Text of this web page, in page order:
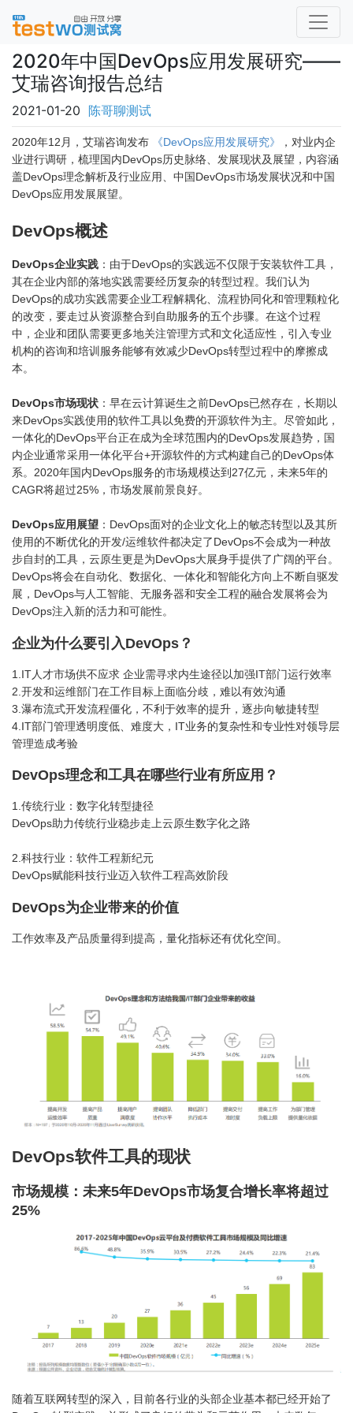
2020年中国DevOps应用发展研究——
艾瑞咨询报告总结
2021-01-20 陈哥聊测试
2020年12月，艾瑞咨询发布 《DevOps应用发展研究》
，对业内企
业进行调研，梳理国内DevOps历史脉络、发展现状及展望，内容涵
盖DevOps理念解析及行业应用、中国DevOps市场发展状况和中国
DevOps应用发展展望。
DevOps概述
DevOps企业实践 ：由于DevOps的实践远不仅限于安装软件工具，
其在企业内部的落地实践需要经历复杂的转型过程。我们认为
DevOps的成功实践需要企业工程解耦化、流程协同化和管理颗粒化
的改变，要走过从资源整合到自助服务的五个步骤。在这个过程
中，企业和团队需要更多地关注管理方式和文化适应性，引入专业
机构的咨询和培训服务能够有效减少DevOps转型过程中的摩擦成
本。
DevOps市场现状 ：早在云计算诞生之前DevOps已然存在，长期以
来DevOps实践使用的软件工具以免费的开源软件为主。尽管如此，
一体化的DevOps平台正在成为全球范围内的DevOps发展趋势，国
内企业通常采用一体化平台+开源软件的方式构建自己的DevOps体
系。2020年国内DevOps服务的市场规模达到27亿元，未来5年的
CAGR将超过25%，市场发展前景良好。
DevOps应用展望 ：DevOps面对的企业文化上的敏态转型以及其所
使用的不断优化的开发/运维软件都决定了DevOps不会成为一种故
步自封的工具，云原生更是为DevOps大展身手提供了广阔的平台。
DevOps将会在自动化、数据化、一体化和智能化方向上不断自驱发
展，DevOps与人工智能、无服务器和安全工程的融合发展将会为
DevOps注入新的活力和可能性。
企业为什么要引入DevOps？
1.IT人才市场供不应求 企业需寻求内生途径以加强IT部门运行效率
2.开发和运维部门在工作目标上面临分歧，难以有效沟通
3.瀑布流式开发流程僵化，不利于效率的提升，逐步向敏捷转型
4.IT部门管理透明度低、难度大，IT业务的复杂性和专业性对领导层
管理造成考验
DevOps理念和工具在哪些行业有所应用？
1.传统行业：数字化转型捷径
DevOps助力传统行业稳步走上云原生数字化之路
2.科技行业：软件工程新纪元
DevOps赋能科技行业迈入软件工程高效阶段
DevOps为企业带来的价值
工作效率及产品质量得到提高，量化指标还有优化空间。
DevOps软件工具的现状
市场规模：未来5年DevOps市场复合增长率将超过
25%
随着互联网转型的深入，目前各行业的头部企业基本都已经开始了